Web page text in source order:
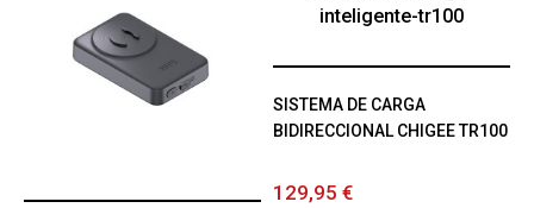
SISTEMA DE CARGA
BIDIRECCIONAL CHIGEE TR100
129,95 €